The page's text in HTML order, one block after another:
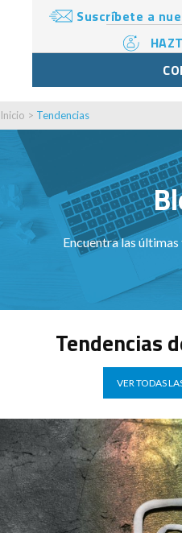
Suscríbete a
Inicio > Tendencias
Encuentra las
Tendencias
VER TODAS